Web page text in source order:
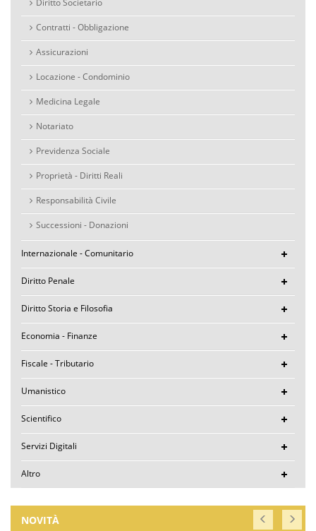
Diritto Societario
Contratti - Obbligazione
Assicurazioni
Locazione - Condominio
Medicina Legale
Notariato
Previdenza Sociale
Proprietà - Diritti Reali
Responsabilità Civile
Successioni - Donazioni
Internazionale - Comunitario
Diritto Penale
Diritto Storia e Filosofia
Economia - Finanze
Fiscale - Tributario
Umanistico
Scientifico
Servizi Digitali
Altro
NOVITÀ